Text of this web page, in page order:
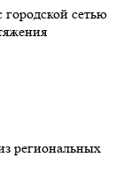
городской сетью
региональных